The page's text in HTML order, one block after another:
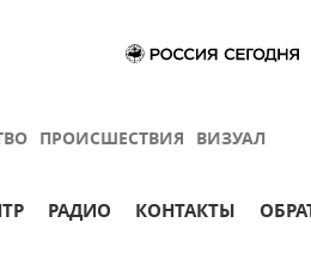
ПРОИСШЕСТВИЯ ВИЗУАЛ
РАДИО КОНТАКТЫ